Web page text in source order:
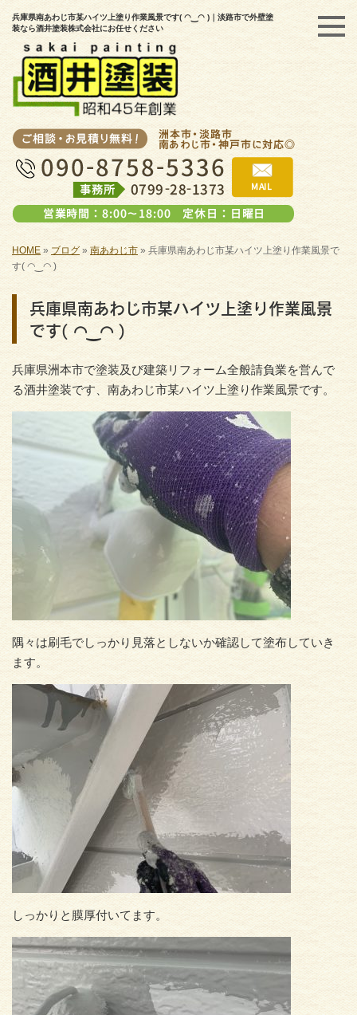
兵庫県南あわじ市某ハイツ上塗り作業風景です( ◠‿◠ )｜淡路市で外壁塗
装なら酒井塗装株式会社にお任せください
HOME » ブログ» 南あわじ市 » 兵庫県南あわじ市某ハイツ上塗り作業風景で
す( ◠‿◠ )
兵庫県南あわじ市某ハイツ上塗り作業風景
です( ◠‿◠ )
兵庫県洲本市で塗装及び建築リフォーム全般請負業を営んで
る酒井塗装です、南あわじ市某ハイツ上塗り作業風景です。
隅々は刷毛でしっかり見落としないか確認して塗布していき
ます。
しっかりと膜厚付いてます。